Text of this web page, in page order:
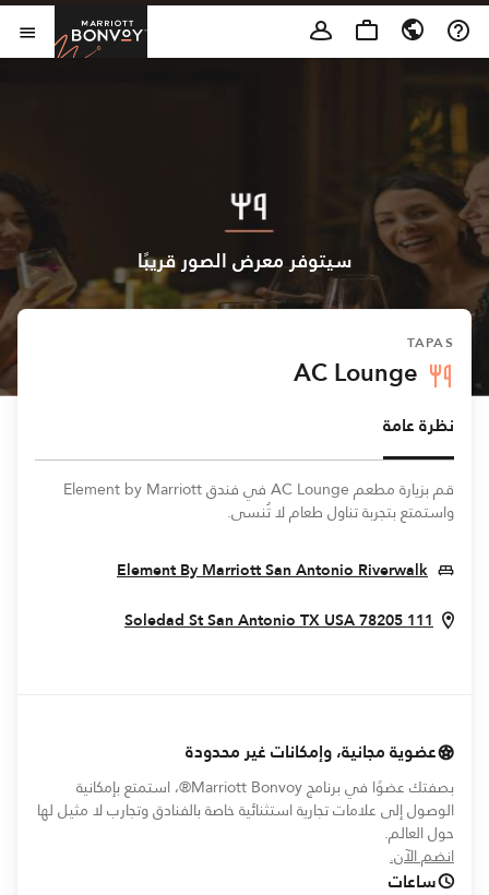
Skip to Content
سيتوفر معرض الصور قريبًا
TAPAS
AC Lounge
نظرة عامة
قم بزيارة مطعم AC Lounge في فندق Element by Marriott
واستمتع بتجربة تناول طعام لا تُنسى.
Element By Marriott San Antonio Riverwalk
New Window
111 Soledad St
San AntonioTXUSA78205
New Window
عضوية مجانية، وإمكانات غير محدودة
بصفتك عضوًا في برنامج Marriott Bonvoy®، استمتع بإمكانية
الوصول إلى علامات تجارية استثنائية خاصة بالفنادق وتجارب لا مثيل لها
حول العالم.
انضم الآن.
ساعات